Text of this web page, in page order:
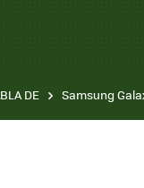
DE Samsung